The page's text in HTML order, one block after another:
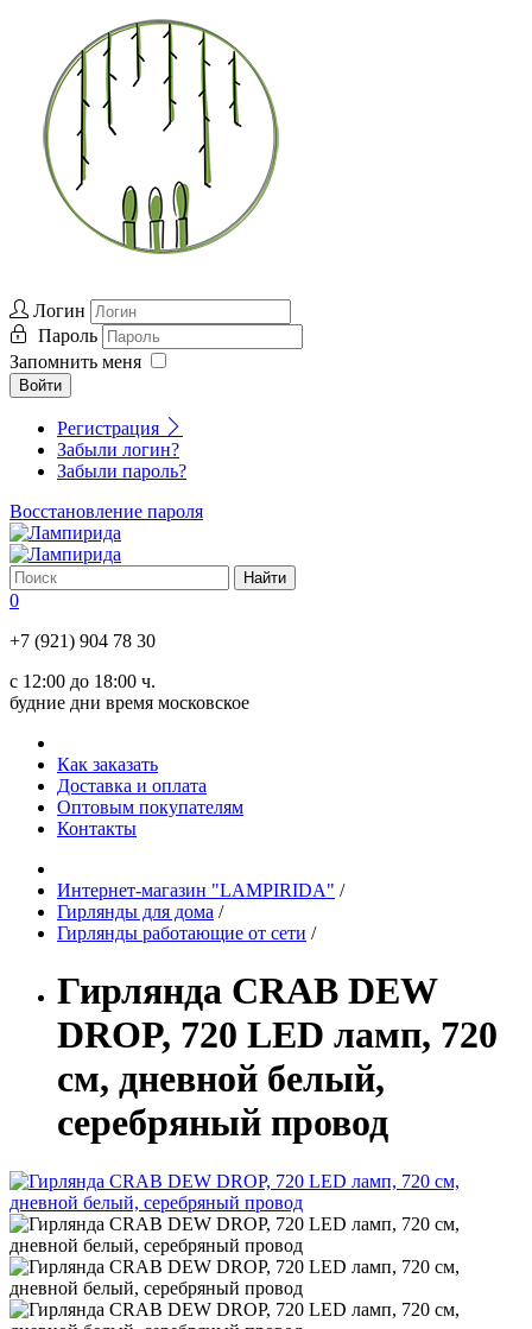
Логин
Пароль
Запомнить меня
Войти
Регистрация
Забыли логин?
Забыли пароль?
Восстановление пароля
0
+7 (921) 904 78 30
с 12:00 до 18:00 ч.
будние дни время московское
Как заказать
Доставка и оплата
Оптовым покупателям
Контакты
Интернет-магазин "LAMPIRIDA" /
Гирлянды для дома /
Гирлянды работающие от сети /
Гирлянда CRAB DEW
DROP, 720 LED ламп, 720
см, дневной белый,
серебряный провод